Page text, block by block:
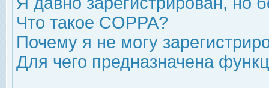
Что такое COPPA?
Почему я не могу
Для чего предназначена